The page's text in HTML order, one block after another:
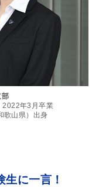
部
年3月卒業
歌山県）出身
に一言！